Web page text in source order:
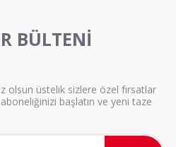
BÜLTENİ
olsun üstelik sizlere özel fırsatlar
başlatın ve yeni taze